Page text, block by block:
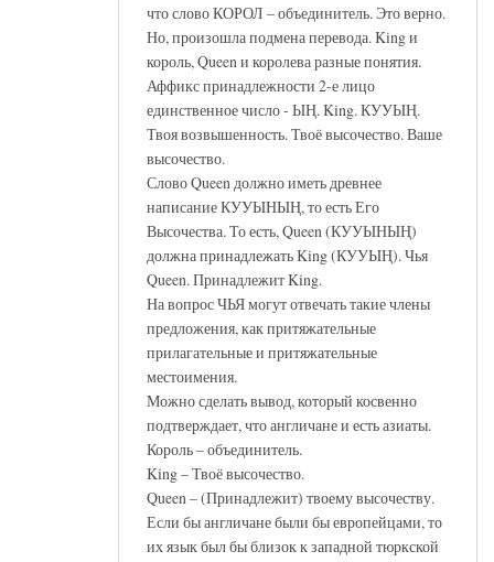
что слово КОРОЛ – объединитель. Это верно.
Но, произошла подмена перевода. King и
король, Queen и королева разные понятия.
Аффикс принадлежности 2-е лицо
единственное число - ЫҢ. King. КУУЫҢ.
Твоя возвышенность. Твоё высочество. Ваше
высочество.
Слово Queen должно иметь древнее
написание КУУЫНЫҢ, то есть Его
Высочества. То есть, Queen (КУУЫНЫҢ)
должна принадлежать King (КУУЫҢ). Чья
Queen. Принадлежит King.
На вопрос ЧЬЯ могут отвечать такие члены
предложения, как притяжательные
прилагательные и притяжательные
местоимения.
Можно сделать вывод, который косвенно
подтверждает, что англичане и есть азиаты.
Король – объединитель.
King – Твоё высочество.
Queen – (Принадлежит) твоему высочеству.
Если бы англичане были бы европейцами, то
их язык был бы близок к западной тюркской